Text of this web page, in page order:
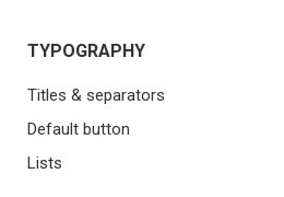
TYPOGRAPHY
Titles & separators
Default button
Lists